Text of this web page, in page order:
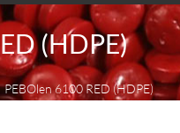
(HDPE)
PEBOlen 6100 RED (HDPE)